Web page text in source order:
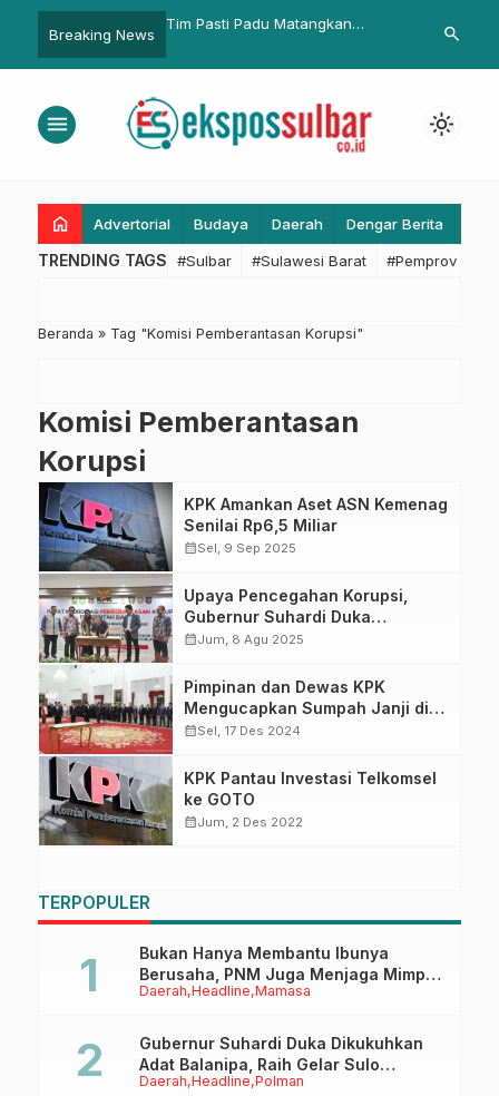
Breaking News
Rakyat
Tim Pasti Padu Matangkan
Rujukan Stunting di RSUD Mamuju
BPKPD
Pastikan
search
menu light_mode
home Advertorial Budaya Daerah Dengar Berita
TRENDING TAGS #Sulbar #Sulawesi Barat #Pemprov
Beranda » Tag "Komisi Pemberantasan Korupsi"
Komisi Pemberantasan
Korupsi
KPK Amankan Aset ASN Kemenag
Senilai Rp6,5 Miliar
calendar_monthSel, 9 Sep 2025
Upaya Pencegahan Korupsi,
Gubernur Suhardi Duka
Koordinasi ke KPK RI
calendar_monthJum, 8 Agu 2025
Pimpinan dan Dewas KPK
Mengucapkan Sumpah Janji di
Hadapan Presiden
calendar_monthSel, 17 Des 2024
KPK Pantau Investasi Telkomsel
ke GOTO
calendar_monthJum, 2 Des 2022
TERPOPULER
Daerah Headline Mamasa
Bukan Hanya Membantu Ibunya
Berusaha, PNM Juga Menjaga Mimpi
Anaknya Untuk Menggapai Cita-Cita
Daerah Headline Polman
Gubernur Suhardi Duka Dikukuhkan
Adat Balanipa, Raih Gelar Sulo
Tappidena